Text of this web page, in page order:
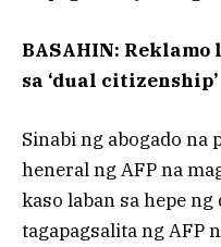
BASAHIN:
sa ‘dual citizenship’
Sinabi ng abogado na
heneral ng AFP na
kaso laban sa hepe
tagapagsalita ng AFP